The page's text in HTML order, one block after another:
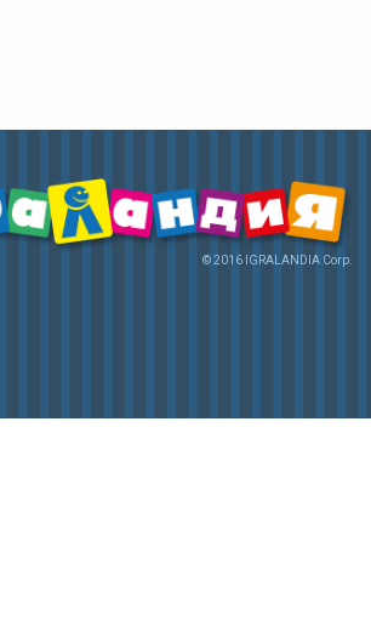
© 2016 IGRALANDIA Corp.